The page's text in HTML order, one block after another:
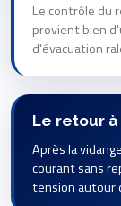
Le contrôle du
provient bien
d'évacuation
Le retour à
Après la
courant sans
tension autour